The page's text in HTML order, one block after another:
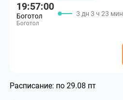
19:57:00
Боготол
Боготол
3 дн 3 ч 23 мин
Расписание: по 29.08 пт